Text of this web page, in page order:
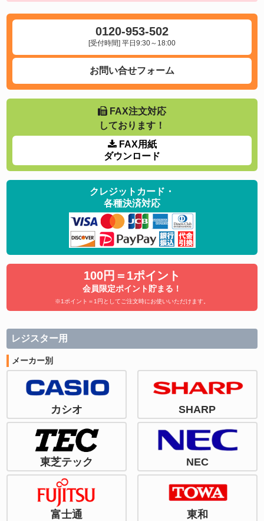
0120-953-502
[受付時間] 平日9:30～18:00
お問い合せフォーム
FAX注文対応
しております！
FAX用紙
ダウンロード
クレジットカード・
各種決済対応
100円＝1ポイント
会員限定ポイント貯まる！
※1ポイント＝1円としてご注文時にお使いいただけます。
レジスター用
メーカー別
カシオ SHARP
東芝テック NEC
富士通 東和